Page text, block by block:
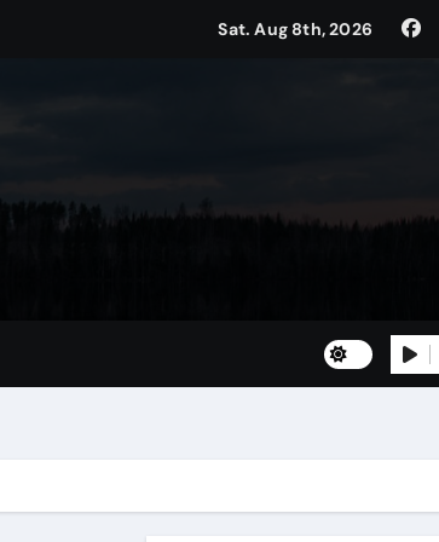
Sat. Aug 8th, 2026